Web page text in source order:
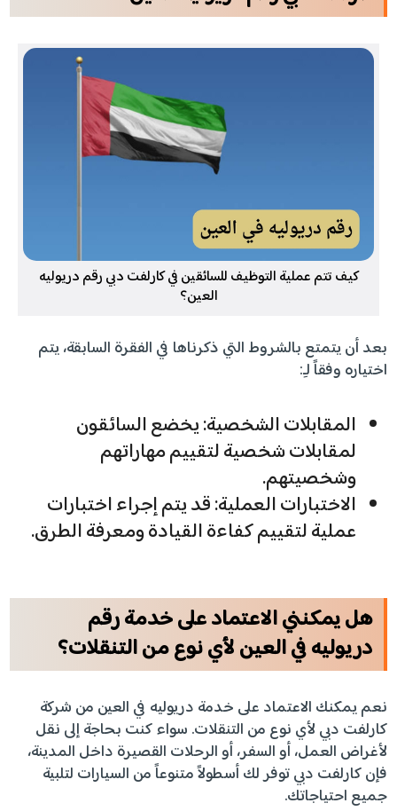
كيف تتم عملية التوظيف للسائقين في كارلفت دبي رقم دريوليه
العين؟
بعد أن يتمتع بالشروط التي ذكرناها في الفقرة السابقة، يتم
اختياره وفقاً لـِ:
المقابلات الشخصية: يخضع السائقون
لمقابلات شخصية لتقييم مهاراتهم
وشخصيتهم.
الاختبارات العملية: قد يتم إجراء اختبارات
عملية لتقييم كفاءة القيادة ومعرفة الطرق.
هل يمكنني الاعتماد على خدمة رقم
دريوليه في العين لأي نوع من التنقلات؟
نعم يمكنك الاعتماد على خدمة دريوليه في العين من شركة
كارلفت دبي لأي نوع من التنقلات. سواء كنت بحاجة إلى نقل
لأغراض العمل، أو السفر، أو الرحلات القصيرة داخل المدينة،
فإن كارلفت دبي توفر لك أسطولاً متنوعاً من السيارات لتلبية
جميع احتياجاتك.